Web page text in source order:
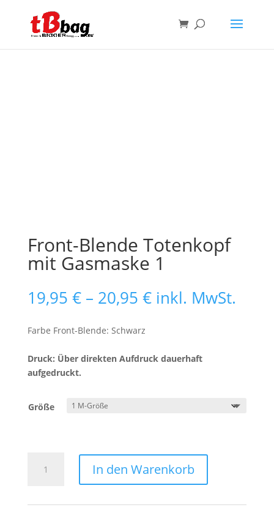
Front-Blende Totenkopf
mit Gasmaske 1
19,95 € – 20,95 €Preisspanne:
19,95 €
inkl. MwSt.
Farbe Front-Blende: Schwarz
Druck: Über direkten Aufdruck dauerhaft
aufgedruckt.
Größe
Blende
In den Warenkorb